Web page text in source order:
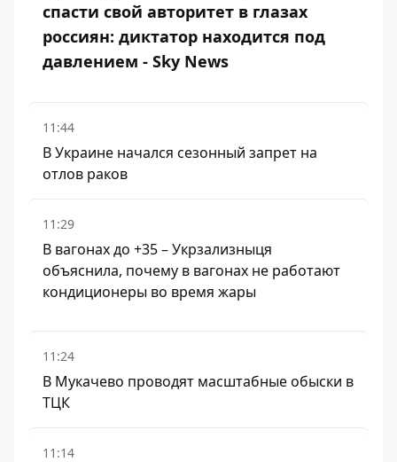
спасти свой авторитет в глазах
россиян: диктатор находится под
давлением - Sky News
11:44
В Украине начался сезонный запрет на
отлов раков
11:29
В вагонах до +35 – Укрзализныця
объяснила, почему в вагонах не работают
кондиционеры во время жары
11:24
В Мукачево проводят масштабные обыски в
ТЦК
11:14